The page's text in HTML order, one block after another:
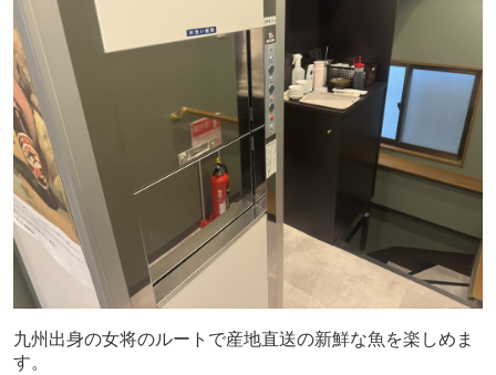
九州出身の女将のルートで産地直送の新鮮な魚を楽しめま
す。